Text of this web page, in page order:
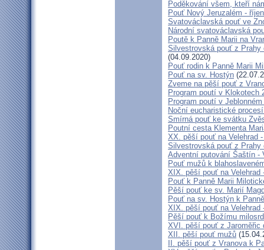
Poděkování všem, kteří
Pouť Nový Jeruzalém -
Svatováclavská pouť ve
Národní svatováclavská
Poutě k Panně Marii na
Silvestrovská pouť z Prahy
(04.09.2020)
Pouť rodin k Panně Marii
Pouť na sv. Hostýn
Zveme na pěší pouť z
Program poutí v Klokotech
Program poutí v
Noční eucharistické
Smírná pouť ke svátku
Poutní cesta Klementa
XX. pěší pouť na Velehrad
Silvestrovská pouť z Prahy
Adventní putování Šaštín -
Pouť mužů k
XIX. pěší pouť na Velehrad
Pouť k Panně Marii
Pěší pouť ke sv. Marií
Pouť na sv. Hostýn k
XIX. pěší pouť na Velehrad
Pěší pouť k Božímu
XVI. pěší pouť z Jaroměřic
XII. pěší pouť mužů
II. pěší pouť z Vranova k